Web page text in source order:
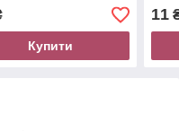
Купити
11